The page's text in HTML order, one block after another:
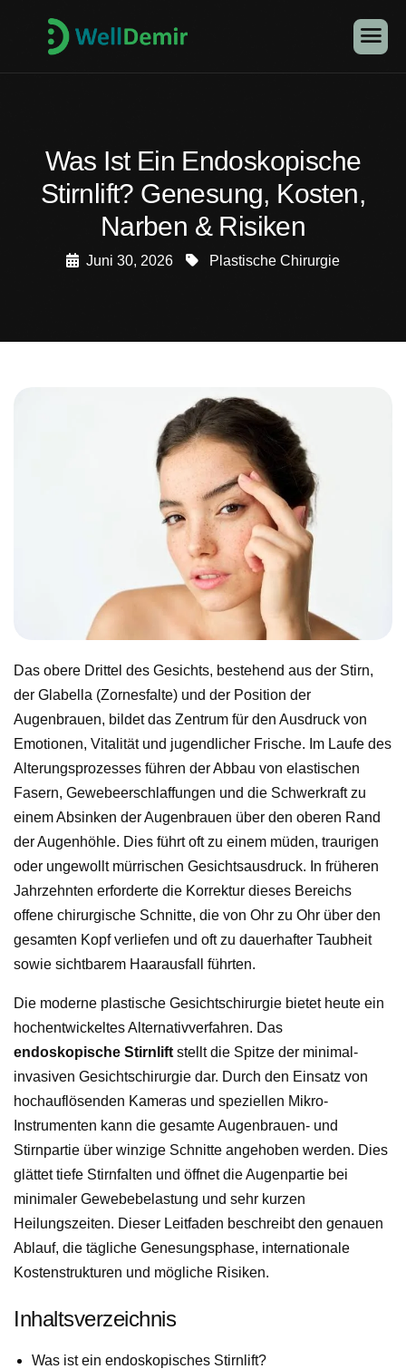
Was Ist Ein Endoskopische
Stirnlift? Genesung, Kosten,
Narben & Risiken
Juni 30, 2026 Plastische Chirurgie
Das obere Drittel des Gesichts, bestehend aus der Stirn,
der Glabella (Zornesfalte) und der Position der
Augenbrauen, bildet das Zentrum für den Ausdruck von
Emotionen, Vitalität und jugendlicher Frische. Im Laufe des
Alterungsprozesses führen der Abbau von elastischen
Fasern, Gewebeerschlaffungen und die Schwerkraft zu
einem Absinken der Augenbrauen über den oberen Rand
der Augenhöhle. Dies führt oft zu einem müden, traurigen
oder ungewollt mürrischen Gesichtsausdruck. In früheren
Jahrzehnten erforderte die Korrektur dieses Bereichs
offene chirurgische Schnitte, die von Ohr zu Ohr über den
gesamten Kopf verliefen und oft zu dauerhafter Taubheit
sowie sichtbarem Haarausfall führten.
Die moderne plastische Gesichtschirurgie bietet heute ein
hochentwickeltes Alternativverfahren. Das
endoskopische Stirnlift stellt die Spitze der minimal-
invasiven Gesichtschirurgie dar. Durch den Einsatz von
hochauflösenden Kameras und speziellen Mikro-
Instrumenten kann die gesamte Augenbrauen- und
Stirnpartie über winzige Schnitte angehoben werden. Dies
glättet tiefe Stirnfalten und öffnet die Augenpartie bei
minimaler Gewebebelastung und sehr kurzen
Heilungszeiten. Dieser Leitfaden beschreibt den genauen
Ablauf, die tägliche Genesungsphase, internationale
Kostenstrukturen und mögliche Risiken.
Inhaltsverzeichnis
Was ist ein endoskopisches Stirnlift?